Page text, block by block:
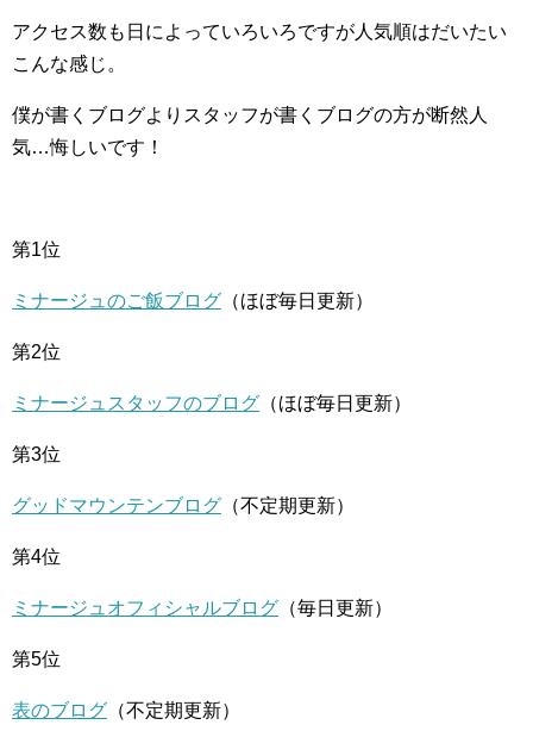
アクセス数も日によっていろいろですが人気順はだいたい
こんな感じ。
僕が書くブログよりスタッフが書くブログの方が断然人
気…悔しいです！
第1位
ミナージュのご飯ブログ （ほぼ毎日更新）
第2位
ミナージュスタッフのブログ （ほぼ毎日更新）
第3位
グッドマウンテンブログ （不定期更新）
第4位
ミナージュオフィシャルブログ （毎日更新）
第5位
表のブログ （不定期更新）